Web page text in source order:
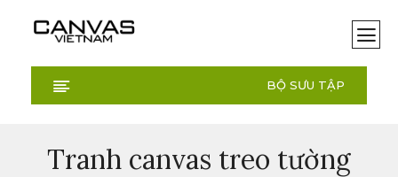
BỘ SƯU TẬP
Tranh canvas treo tường